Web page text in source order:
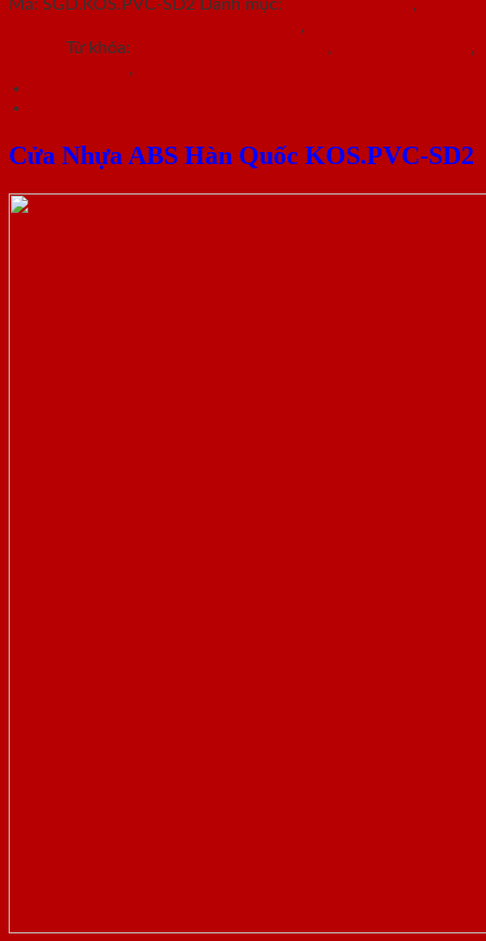
Mã: SGD.KOS.PVC-SD2 Danh mục: ,
,
Từ khóa: ,
,
,
Cửa Nhựa ABS Hàn Quốc KOS.PVC-SD2